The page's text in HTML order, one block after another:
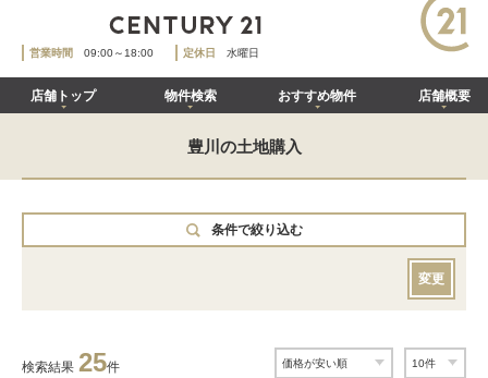
営業時間 09:00～18:00 定休日 水曜日
店舗トップ 物件検索 おすすめ物件 店舗概要
豊川の土地購入
条件で絞り込む
変更
検索結果 25件